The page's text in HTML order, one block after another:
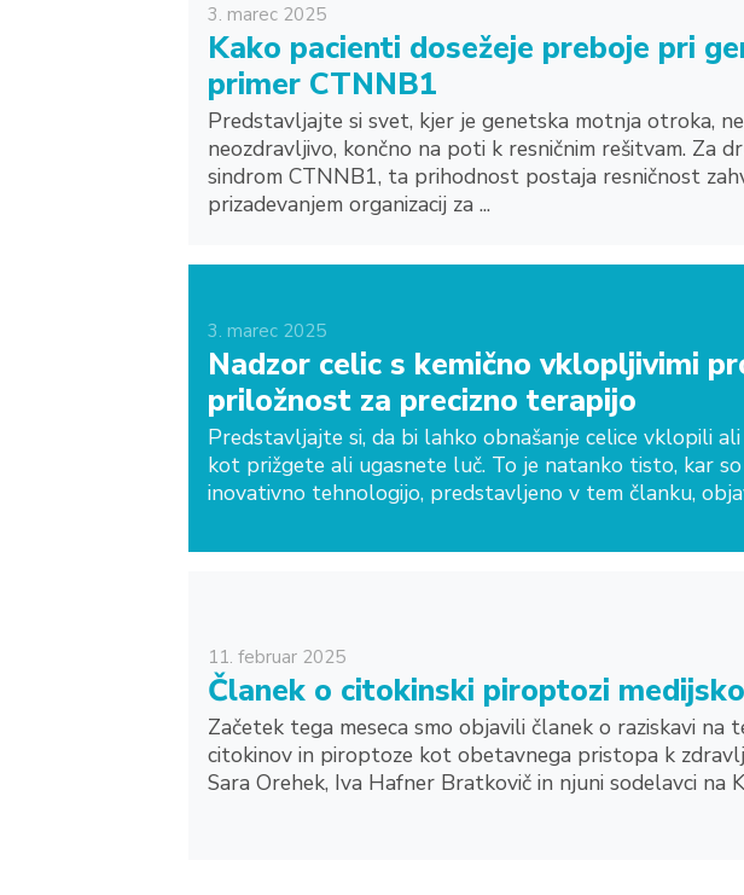
3. marec 2025
Kako pacienti dosežeje preboje pri
primer CTNNB1
Predstavljajte si svet, kjer je genetska motnja otroka,
neozdravljivo, končno na poti k resničnim rešitvam. Za
sindrom CTNNB1, ta prihodnost postaja resničnost
prizadevanjem organizacij za ...
3. marec 2025
Nadzor celic s kemično vklopljivimi
priložnost za precizno terapijo
Predstavljajte si, da bi lahko obnašanje celice vklopili
kot prižgete ali ugasnete luč. To je natanko tisto, kar
inovativno tehnologijo, predstavljeno v tem članku,
11. februar 2025
Članek o citokinski piroptozi
Začetek tega meseca smo objavili članek o raziskavi na
citokinov in piroptoze kot obetavnega pristopa k
Sara Orehek, Iva Hafner Bratkovič in njuni sodelavci na